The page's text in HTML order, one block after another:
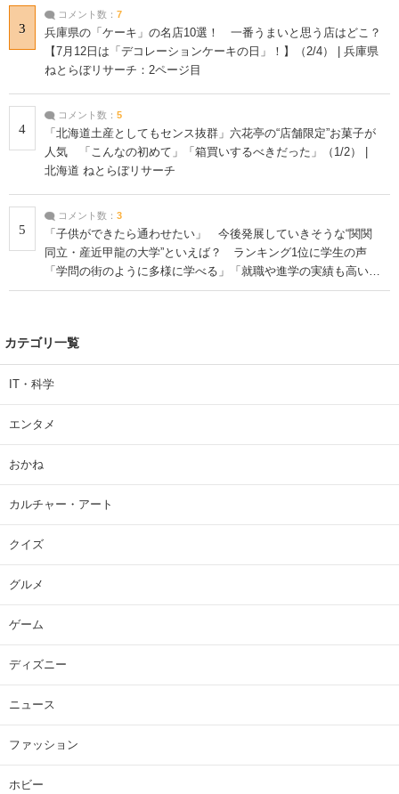
3
コメント数： 7
兵庫県の「ケーキ」の名店10選！ 一番うまいと思う店はどこ？
【7月12日は「デコレーションケーキの日」！】（2/4） | 兵庫県
ねとらぼリサーチ：2ページ目
4
コメント数： 5
「北海道土産としてもセンス抜群」六花亭の“店舗限定”お菓子が
人気 「こんなの初めて」「箱買いするべきだった」（1/2） |
北海道 ねとらぼリサーチ
5
コメント数： 3
「子供ができたら通わせたい」 今後発展していきそうな“関関
同立・産近甲龍の大学”といえば？ ランキング1位に学生の声
「学問の街のように多様に学べる」「就職や進学の実績も高い」
| 大学 ねとらぼリサーチ
カテゴリ一覧
IT・科学
エンタメ
おかね
カルチャー・アート
クイズ
グルメ
ゲーム
ディズニー
ニュース
ファッション
ホビー